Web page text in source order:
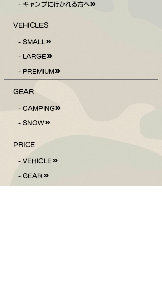
- キャンプに行かれる方へ
VEHICLES
- SMALL
- LARGE
- PREMIUM
GEAR
- CAMPING
- SNOW
PRICE
- VEHICLE
- GEAR